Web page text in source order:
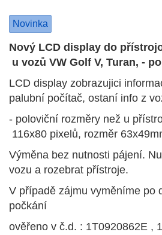
Novinka
Nový LCD display do
u vozů VW Golf V, Turan, -
LCD display zobrazujici
palubní počítač, ostaní info z
- poloviční rozměry než u
116x80 pixelů, rozměr
Výměna bez nutnosti pájení.
vozu a rozebrat přístroje.
V případě zájmu vyměníme po
počkání
ověřeno v č.d. : 1T0920862E ,